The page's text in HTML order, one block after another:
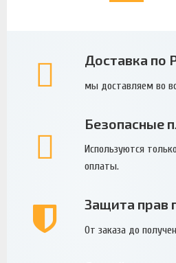
Доставка по
мы доставляем во
Безопасные
Используются
оплаты.
Защита прав
От заказа до